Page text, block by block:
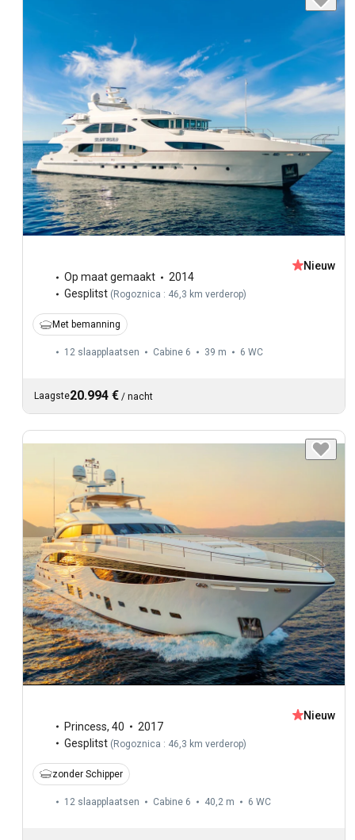
Op maat gemaakt
2014
Gesplitst ( Rogoznica : 46,3 km verderop)
Nieuw
Met bemanning
12 slaapplaatsen Cabine 6 39 m 6 WC
Laagste20.994 € / nacht
Princess, 40
2017
Gesplitst (Rogoznica : 46,3 km verderop)
Nieuw
zonder Schipper
12 slaapplaatsen Cabine 6 40,2 m 6 WC